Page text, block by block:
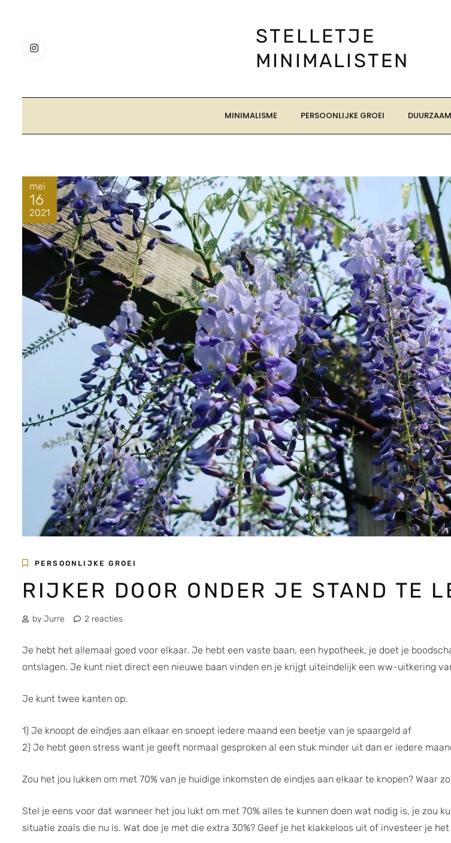
STELLETJE
MINIMALISTEN
MINIMALISME PERSOONLIJKE GROEI
mei
16
2021
PERSOONLIJKE GROEI
RIJKER DOOR ONDER JE STAND TE
by Jurre 2 reacties
Je hebt het allemaal goed voor elkaar. Je hebt een vaste baan, een hypotheek, je doet je
ontslagen. Je kunt niet direct een nieuwe baan vinden en je krijgt uiteindelijk een ww-uitkering
Je kunt twee kanten op.
1) Je knoopt de eindjes aan elkaar en snoept iedere maand een beetje van je spaargeld af
2) Je hebt geen stress want je geeft normaal gesproken al een stuk minder uit dan er iedere
Zou het jou lukken om met 70% van je huidige inkomsten de eindjes aan elkaar te knopen? Waar
Stel je eens voor dat wanneer het jou lukt om met 70% alles te kunnen doen wat nodig is, je zou
situatie zoals die nu is. Wat doe je met die extra 30%? Geef je het klakkeloos uit of investeer je